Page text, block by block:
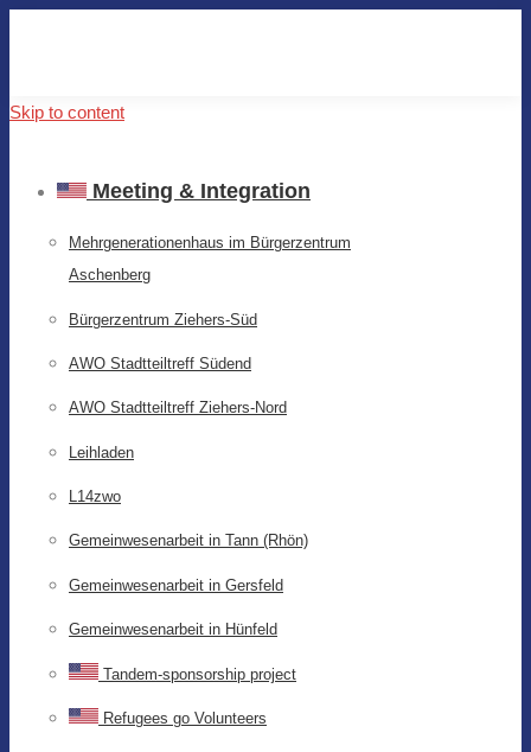
Skip to content
Meeting & Integration
Mehrgenerationenhaus im Bürgerzentrum
Aschenberg
Bürgerzentrum Ziehers-Süd
AWO Stadtteiltreff Südend
AWO Stadtteiltreff Ziehers-Nord
Leihladen
L14zwo
Gemeinwesenarbeit in Tann (Rhön)
Gemeinwesenarbeit in Gersfeld
Gemeinwesenarbeit in Hünfeld
Tandem-sponsorship project
Refugees go Volunteers